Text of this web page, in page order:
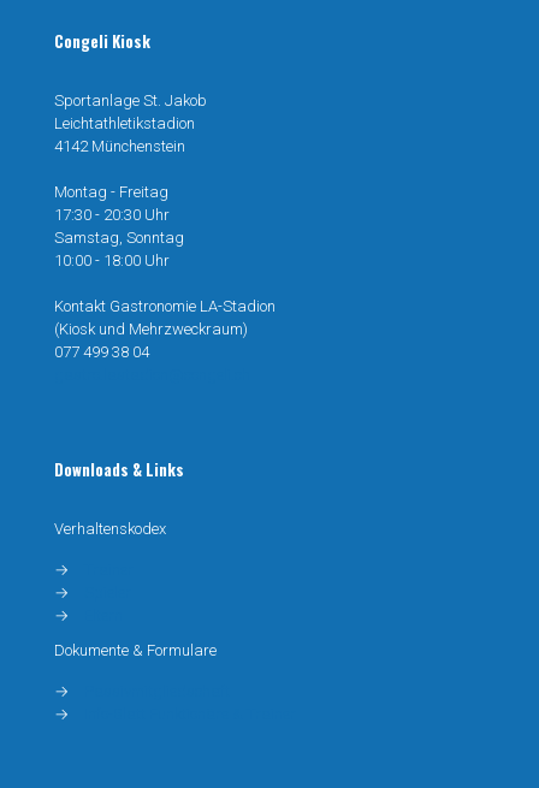
Congeli Kiosk
Sportanlage St. Jakob
Leichtathletikstadion
4142 Münchenstein
Montag - Freitag
17:30 - 20:30 Uhr
Samstag, Sonntag
10:00 - 18:00 Uhr
Kontakt Gastronomie LA-Stadion
(Kiosk und Mehrzweckraum)
077 499 38 04
Downloads & Links
Verhaltenskodex
→
→
→
Dokumente & Formulare
→
→